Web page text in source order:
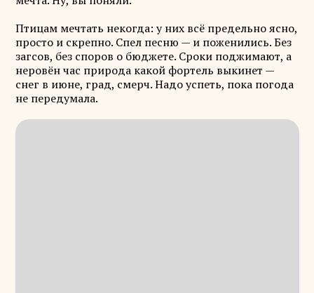
Птицам мечтать некогда: у них всё предельно ясно,
просто и скрепно. Спел песню — и поженились. Без
загсов, без споров о бюджете. Сроки поджимают, а
неровён час природа какой фортель выкинет —
снег в июне, град, смерч. Надо успеть, пока погода
не передумала.